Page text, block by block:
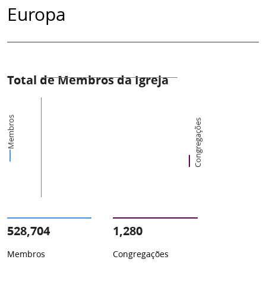
Europa
Total de Membros da Igreja
Membros Congregações
528,704
Membros
1,280
Congregações